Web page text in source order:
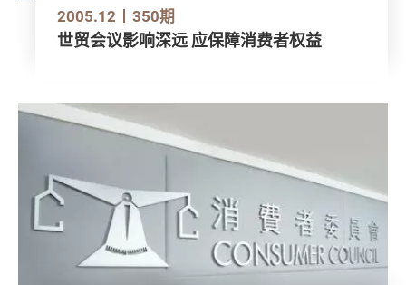
2005.12 350期
世贸会议影响深远 应保障消费者权益